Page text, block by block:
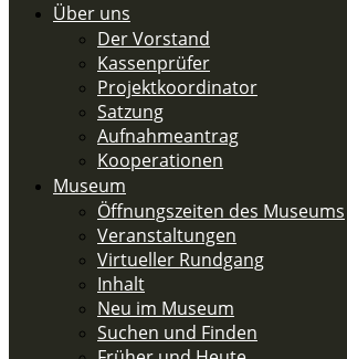
Über uns
Der Vorstand
Kassenprüfer
Projektkoordinator
Satzung
Aufnahmeantrag
Kooperationen
Museum
Öffnungszeiten des Museums
Veranstaltungen
Virtueller Rundgang
Inhalt
Neu im Museum
Suchen und Finden